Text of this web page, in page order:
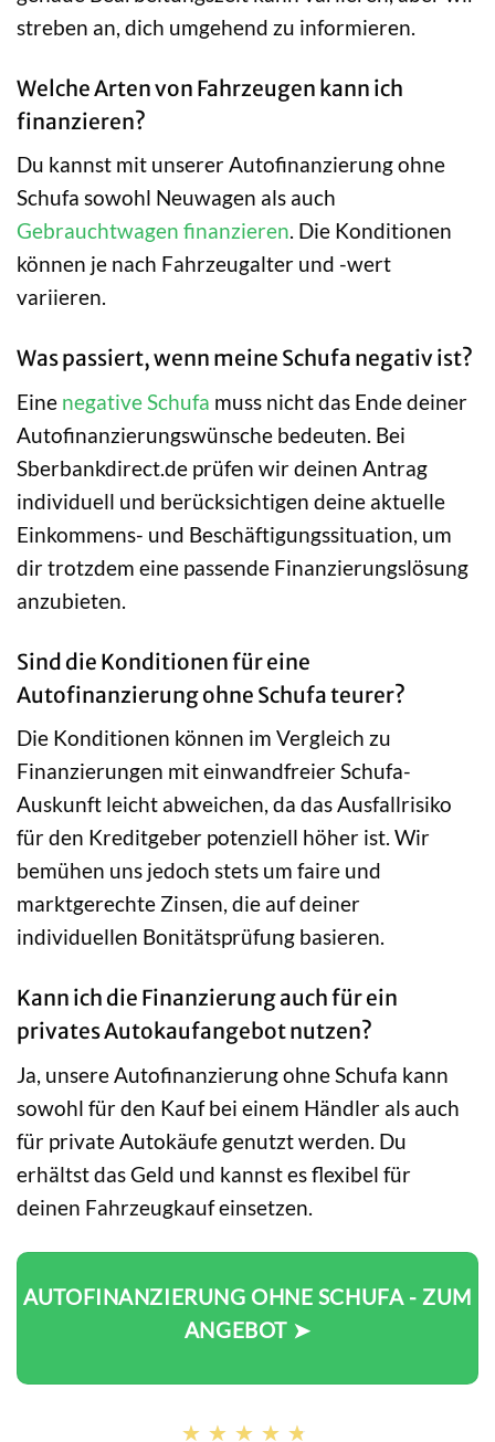
streben an, dich umgehend zu informieren.
Welche Arten von Fahrzeugen kann ich
finanzieren?
Du kannst mit unserer Autofinanzierung ohne
Schufa sowohl Neuwagen als auch
Gebrauchtwagen finanzieren. Die Konditionen
können je nach Fahrzeugalter und -wert
variieren.
Was passiert, wenn meine Schufa negativ ist?
Eine negative Schufa muss nicht das Ende deiner
Autofinanzierungswünsche bedeuten. Bei
Sberbankdirect.de prüfen wir deinen Antrag
individuell und berücksichtigen deine aktuelle
Einkommens- und Beschäftigungssituation, um
dir trotzdem eine passende Finanzierungslösung
anzubieten.
Sind die Konditionen für eine
Autofinanzierung ohne Schufa teurer?
Die Konditionen können im Vergleich zu
Finanzierungen mit einwandfreier Schufa-
Auskunft leicht abweichen, da das Ausfallrisiko
für den Kreditgeber potenziell höher ist. Wir
bemühen uns jedoch stets um faire und
marktgerechte Zinsen, die auf deiner
individuellen Bonitätsprüfung basieren.
Kann ich die Finanzierung auch für ein
privates Autokaufangebot nutzen?
Ja, unsere Autofinanzierung ohne Schufa kann
sowohl für den Kauf bei einem Händler als auch
für private Autokäufe genutzt werden. Du
erhältst das Geld und kannst es flexibel für
deinen Fahrzeugkauf einsetzen.
AUTOFINANZIERUNG OHNE SCHUFA - ZUM
ANGEBOT ➤
★★★★★
★★★★★